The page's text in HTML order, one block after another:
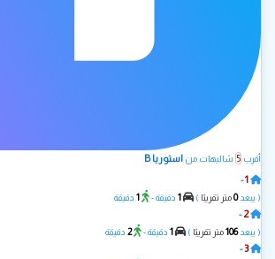
أقرب 5 شاليهات من استوريا B
1
-
( يبعد0متر تقريبًا )
1 دقيقة - 1 دقيقة
2
-
( يبعد106متر تقريبًا )
1 دقيقة - 2 دقيقة
3
-